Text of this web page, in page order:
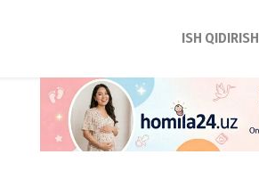
ISH QIDIRISH